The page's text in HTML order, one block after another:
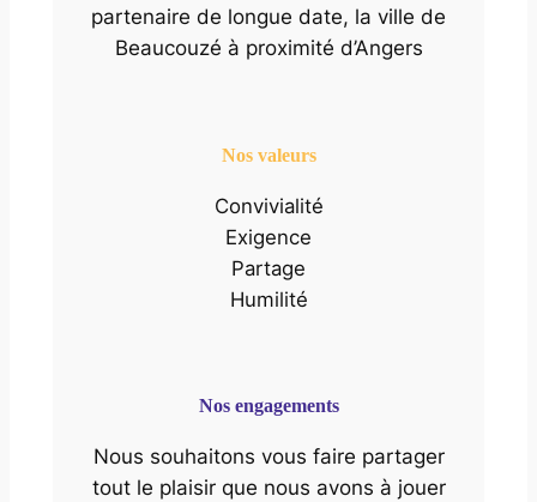
partenaire de longue date, la ville de
Beaucouzé à proximité d’Angers
Nos valeurs
Convivialité
Exigence
Partage
Humilité
Nos engagements
Nous souhaitons vous faire partager
tout le plaisir que nous avons à jouer